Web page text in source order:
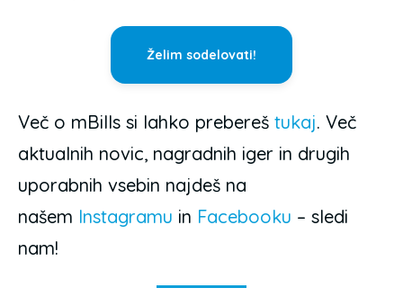
Želim sodelovati!
Več o mBills si lahko prebereš tukaj. Več
aktualnih novic, nagradnih iger in drugih
uporabnih vsebin najdeš na
našem Instagramu in Facebooku – sledi
nam!